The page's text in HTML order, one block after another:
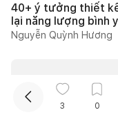
40+ ý tưởng thiết
lại năng lượng bình
Nguyễn Quỳnh Hương
3 0